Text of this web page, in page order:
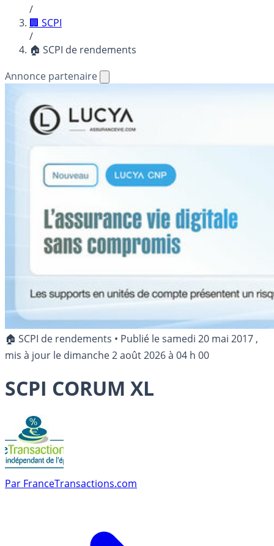
/
🏢 SCPI
/
🏠 SCPI de rendements
Annonce partenaire
🏠 SCPI de rendements • Publié lesamedi 20 mai 2017 ,
mis à jour le dimanche 2 août 2026 à 04 h 00
SCPI CORUM XL
Par FranceTransactions.com